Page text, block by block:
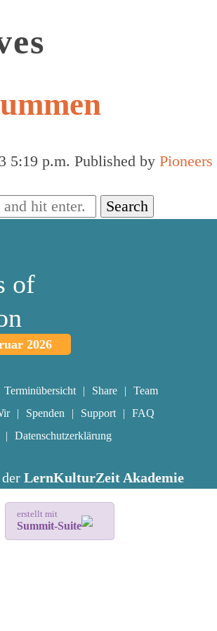
5:19 p.m. Published by Pioneers
Search
of
2026
Terminübersicht Share
Team
Spenden Support
FAQ
Datenschutzerklärung
LernKulturZeit Akademie
erstellt mit
Summit-Suite